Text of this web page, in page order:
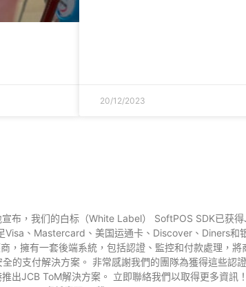
20/12/2023
布，我们的白标（White Label） SoftPOS SDK已获
Visa、Mastercard、美国运通卡、Discover、Diners和
，擁有一套後端系統，包括認證、監控和付款處理，
的支付解決方案。 非常感謝我們的團隊為獲得這些認
出JCB ToM解決方案。 立即聯絡我們以取得更多資訊！